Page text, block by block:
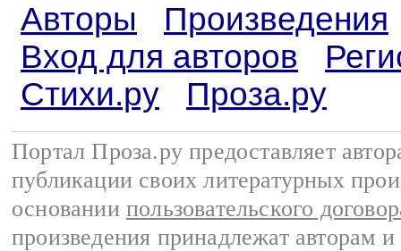
Авторы
Произведения
Вход для авторов
Стихи.ру
Проза.ру
Портал Проза.ру предоставляет
публикации своих литературных
основании пользовательского
произведения принадлежат авторам